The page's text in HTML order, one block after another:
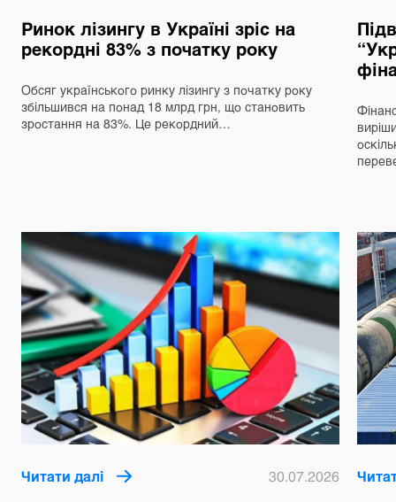
Ринок лізингу в Україні зріс на
рекордні 83% з початку року
Обсяг українського ринку лізингу з початку року
збільшився на понад 18 млрд грн, що становить
зростання на 83%. Це рекордний…
Читати далі 30.07.2026